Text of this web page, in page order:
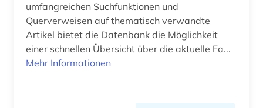
berufsausbildung (1)
berufsforschung (2)
umfangreichen Suchfunktionen und
Querverweisen auf thematisch verwandte
Artikel bietet die Datenbank die Möglichkeit
einer schnellen Übersicht über die aktuelle Fa...
Mehr Informationen